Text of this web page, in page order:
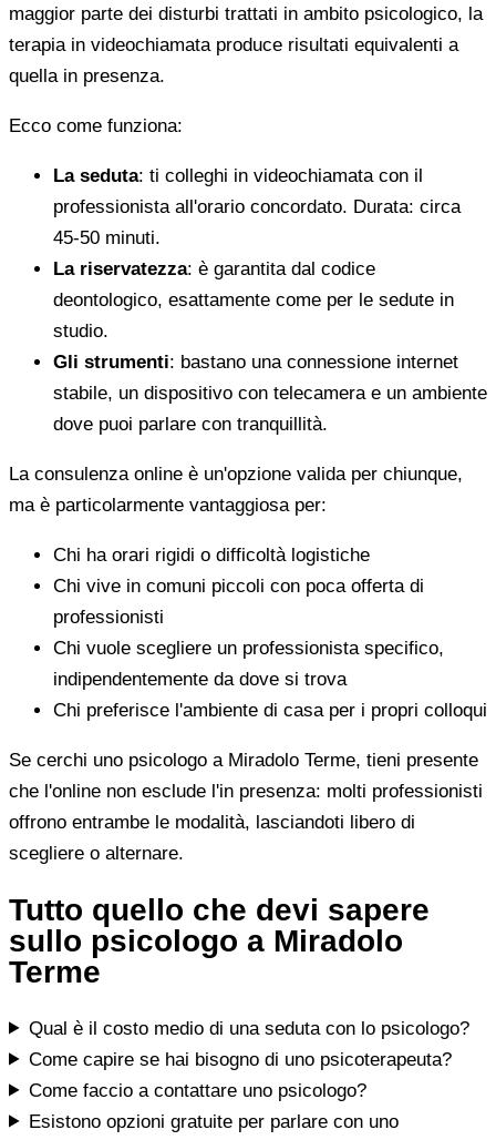
maggior parte dei disturbi trattati in ambito psicologico, la
terapia in videochiamata produce risultati equivalenti a
quella in presenza.
Ecco come funziona:
La seduta: ti colleghi in videochiamata con il
professionista all'orario concordato. Durata: circa
45-50 minuti.
La riservatezza: è garantita dal codice
deontologico, esattamente come per le sedute in
studio.
Gli strumenti: bastano una connessione internet
stabile, un dispositivo con telecamera e un ambiente
dove puoi parlare con tranquillità.
La consulenza online è un'opzione valida per chiunque,
ma è particolarmente vantaggiosa per:
Chi ha orari rigidi o difficoltà logistiche
Chi vive in comuni piccoli con poca offerta di
professionisti
Chi vuole scegliere un professionista specifico,
indipendentemente da dove si trova
Chi preferisce l'ambiente di casa per i propri colloqui
Se cerchi uno psicologo a Miradolo Terme, tieni presente
che l'online non esclude l'in presenza: molti professionisti
offrono entrambe le modalità, lasciandoti libero di
scegliere o alternare.
Tutto quello che devi sapere
sullo psicologo a Miradolo
Terme
Qual è il costo medio di una seduta con lo psicologo?
Come capire se hai bisogno di uno psicoterapeuta?
Come faccio a contattare uno psicologo?
Esistono opzioni gratuite per parlare con uno